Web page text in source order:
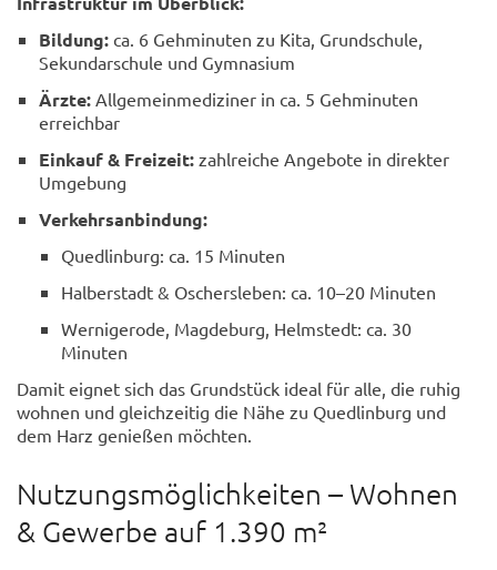
Bildung: ca. 6 Gehminuten zu Kita, Grundschule,
Sekundarschule und Gymnasium
Ärzte: Allgemeinmediziner in ca. 5 Gehminuten
erreichbar
Einkauf & Freizeit: zahlreiche Angebote in direkter
Umgebung
Verkehrsanbindung:
Quedlinburg: ca. 15 Minuten
Halberstadt & Oschersleben: ca. 10–20 Minuten
Wernigerode, Magdeburg, Helmstedt: ca. 30
Minuten
Damit eignet sich das Grundstück ideal für alle, die ruhig
wohnen und gleichzeitig die Nähe zu Quedlinburg und
dem Harz genießen möchten.
Nutzungsmöglichkeiten – Wohnen
& Gewerbe auf 1.390 m²